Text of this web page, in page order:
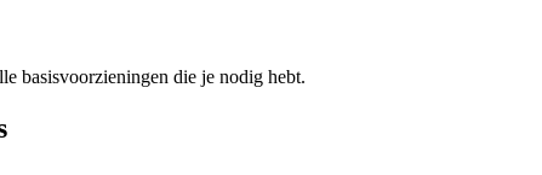
basisvoorzieningen die je nodig hebt.